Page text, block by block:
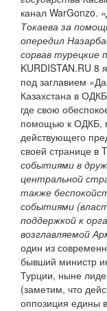
канал WarGonzo.
Токаева за
опередил
сорвав турецкие
KURDISTAN.RU 8
под заглавием
Казахстана в
где свою
помощью к ОДКБ,
действующего
своей странице в
событиями в
центральной
также
событиями
поддержкой к
возглавляемой
один из
бывший министр
Турции, ныне
(заметим, что
оппозиция едины